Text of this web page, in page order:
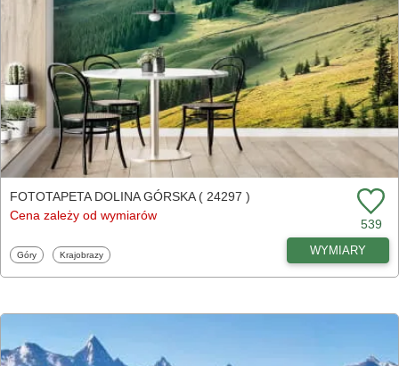
FOTOTAPETA DOLINA GÓRSKA ( 24297 )
Cena zależy od wymiarów
539
Fototapety
Góry Fototapety
Krajobrazy WYMIARY